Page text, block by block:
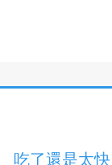
吃了還是太